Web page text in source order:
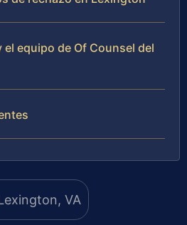
el equipo de Of Counsel del